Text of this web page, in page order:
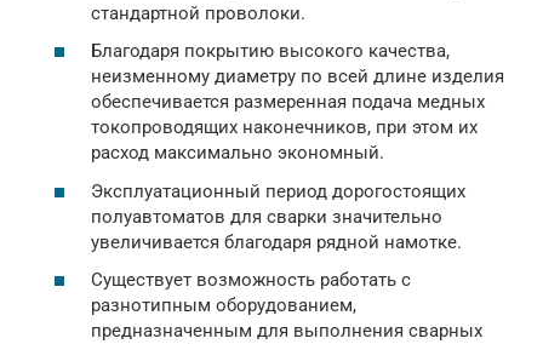
стандартной проволоки.
Благодаря покрытию высокого качества,
неизменному диаметру по всей длине изделия
обеспечивается размеренная подача медных
токопроводящих наконечников, при этом их
расход максимально экономный.
Эксплуатационный период дорогостоящих
полуавтоматов для сварки значительно
увеличивается благодаря рядной намотке.
Существует возможность работать с
разнотипным оборудованием,
предназначенным для выполнения сварных